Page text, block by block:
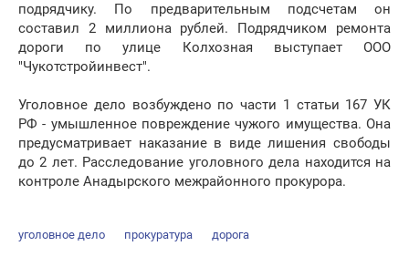
подрядчику. По предварительным подсчетам он
составил 2 миллиона рублей. Подрядчиком ремонта
дороги по улице Колхозная выступает ООО
"Чукотстройинвест".
Уголовное дело возбуждено по части 1 статьи 167 УК
РФ - умышленное повреждение чужого имущества. Она
предусматривает наказание в виде лишения свободы
до 2 лет. Расследование уголовного дела находится на
контроле Анадырского межрайонного прокурора.
уголовное дело прокуратура дорога